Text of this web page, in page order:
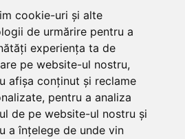
cookie-uri și alte
de urmărire pentru a
experiența ta de
pe website-ul nostru,
afișa conținut și reclame
pentru a analiza
de pe website-ul nostru și
a înțelege de unde vin
Skate & longboard
Enuff Skateboards
Diverse
Cum aleg rolele
Cum aleg ochelarii
Ochelari de soare Oakley